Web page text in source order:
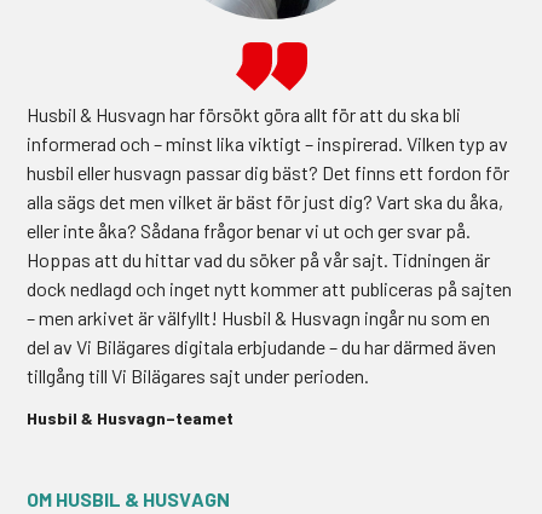
Husbil & Husvagn har försökt göra allt för att du ska bli
informerad och – minst lika viktigt – inspirerad. Vilken typ av
husbil eller husvagn passar dig bäst? Det finns ett fordon för
alla sägs det men vilket är bäst för just dig? Vart ska du åka,
eller inte åka? Sådana frågor benar vi ut och ger svar på.
Hoppas att du hittar vad du söker på vår sajt. Tidningen är
dock nedlagd och inget nytt kommer att publiceras på sajten
– men arkivet är välfyllt! Husbil & Husvagn ingår nu som en
del av Vi Bilägares digitala erbjudande – du har därmed även
tillgång till Vi Bilägares sajt under perioden.
Husbil & Husvagn–teamet